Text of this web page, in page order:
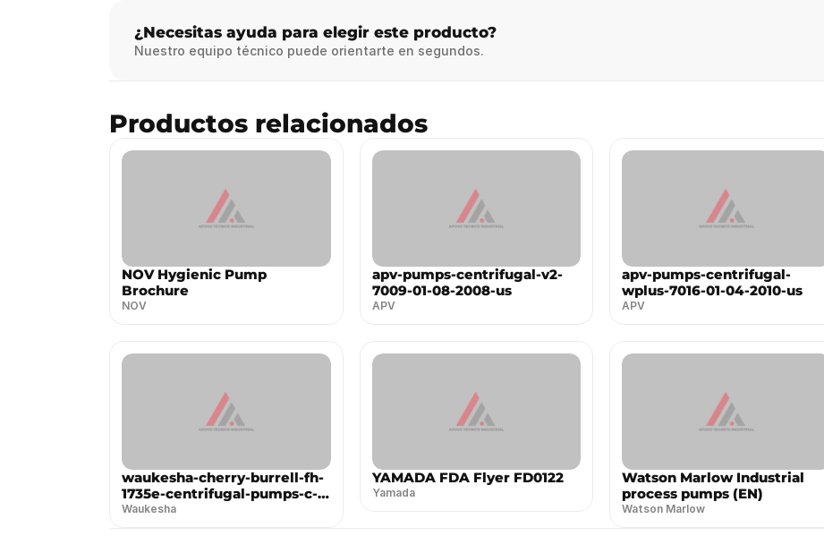
¿Necesitas ayuda para elegir este producto?
Nuestro equipo técnico puede orientarte en segundos.
Productos relacionados
NOV Hygienic Pump
Brochure
NOV
apv-pumps-centrifugal-v2-
7009-01-08-2008-us
APV
apv-pumps-centrifugal-
wplus-7016-01-04-2010-us
APV
waukesha-cherry-burrell-fh-
1735e-centrifugal-pumps-c-
series--es
Waukesha
YAMADA FDA Flyer FD0122
Yamada
Watson Marlow Industrial
process pumps (EN)
Watson Marlow